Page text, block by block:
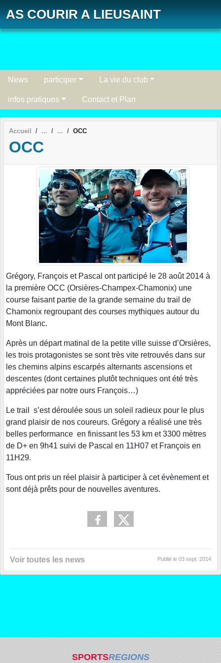
AS COURIR A LIEUSAINT
News participer La vie du club
infos pratiques Contact et Plan
Accueil OCC
OCC
Grégory, François et Pascal ont participé le 28 août 2014 à
la première OCC (Orsières-Champex-Chamonix) une
course faisant partie de la grande semaine du trail de
Chamonix regroupant des courses mythiques autour du
Mont Blanc.
Après un départ matinal de la petite ville suisse d’Orsières,
les trois protagonistes se sont très vite retrouvés dans sur
les chemins alpins escarpés alternants ascensions et
descentes (dont certaines plutôt techniques ont été très
appréciées par notre ours François…)
Le trail s’est déroulée sous un soleil radieux pour le plus
grand plaisir de nos coureurs. Grégory a réalisé une très
belles performance en finissant les 53 km et 3300 mètres
de D+ en 9h41 suivi de Pascal en 11H07 et François en
11H29.
Tous ont pris un réel plaisir à participer à cet évènement et
sont déjà prêts pour de nouvelles aventures.
Voir toutes les news Publié le 03 sept. 2014
SPORTSREGIONS